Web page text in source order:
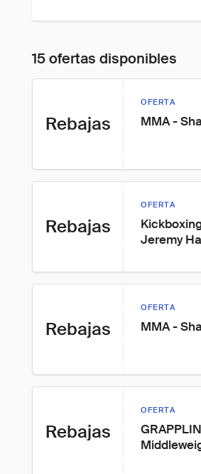
15 ofertas disponibles
Rebajas
OFERTA
MMA -
Rebajas
OFERTA
Jeremy
Rebajas
OFERTA
MMA -
Rebajas
OFERTA